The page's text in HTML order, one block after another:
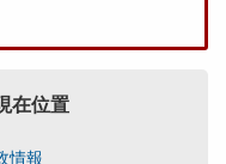
在位置
情報